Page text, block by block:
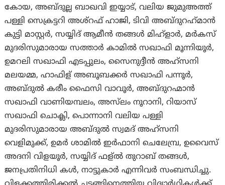
കോയ, അബ്ദുല്ല ബാഖവി ഇയ്യാട്, വലിയ ജുമുഅത്ത്
പള്ളി സെക്രട്ടറി അശ്‌റഫ് ഹാജി, ടിവി അബ്‌ദുറഹ്‌മാൻ
കുട്ടി മാസ്റ്റർ, സയ്യിദ് ആമീൻ തങ്ങൾ മിഹ്ളാർ, മർകസ്
മുദരിസുമാരായ സത്താർ കാമിൽ സഖാഫി മൂന്നിയൂർ,
ഉമറലി സഖാഫി എടപ്പുലം, സൈനുദ്ദീൻ അഹ്സനി
മലയമ്മ, ഹാഫിള് അബൂബക്കർ സഖാഫി പന്നൂർ,
അബ്ദുൽ കരീം ഫൈസി വാവൂർ, അബ്ദുറഹ്മാൻ
സഖാഫി വാണിയമ്പലം, അസ്‌ലം നൂറാനി, റിയാസ്
സഖാഫി ചൊക്ലി, പൊന്നാനി വലിയ പള്ളി
മുദരിസുമാരായ അബ്ദുൽ സ്വമദ് അഹ്സനി
വെളിമുക്ക്, ഉമർ ശാമിൽ ഇർഫാനി ചെലേമ്പ്ര, ഉവൈസ്
അദനി വിളയൂർ, സയ്യിദ് ഫള്ൽ തുറാബ് തങ്ങൾ,
ജനപ്രതിനിധി കൾ, നാട്ടുകാർ എന്നിവർ സംബന്ധിച്ചു.